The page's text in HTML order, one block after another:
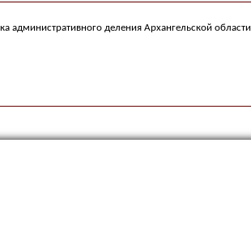
административного деления Архангельской